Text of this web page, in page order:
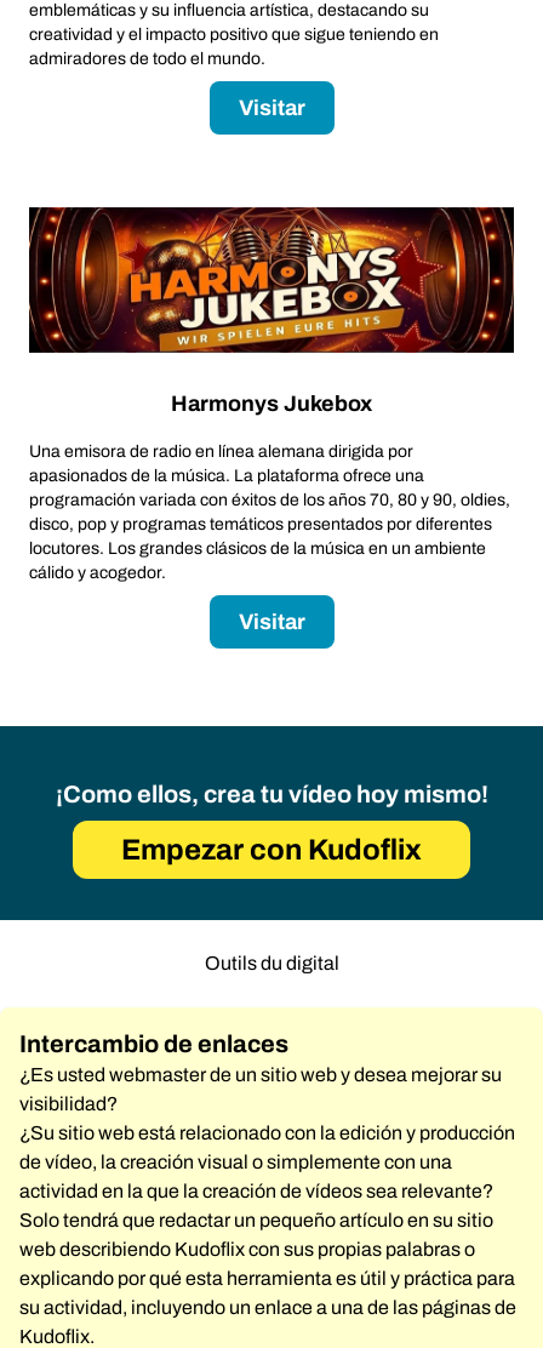
emblemáticas y su influencia artística, destacando su
creatividad y el impacto positivo que sigue teniendo en
admiradores de todo el mundo.
Visitar
Harmonys Jukebox
Una emisora de radio en línea alemana dirigida por
apasionados de la música. La plataforma ofrece una
programación variada con éxitos de los años 70, 80 y 90, oldies,
disco, pop y programas temáticos presentados por diferentes
locutores. Los grandes clásicos de la música en un ambiente
cálido y acogedor.
Visitar
¡Como ellos, crea tu vídeo hoy mismo!
Empezar con Kudoflix
Outils du digital
Intercambio de enlaces
¿Es usted webmaster de un sitio web y desea mejorar su
visibilidad?
¿Su sitio web está relacionado con la edición y producción
de vídeo, la creación visual o simplemente con una
actividad en la que la creación de vídeos sea relevante?
Solo tendrá que redactar un pequeño artículo en su sitio
web describiendo Kudoflix con sus propias palabras o
explicando por qué esta herramienta es útil y práctica para
su actividad, incluyendo un enlace a una de las páginas de
Kudoflix.